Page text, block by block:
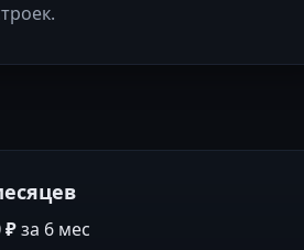
₽за 6 мес